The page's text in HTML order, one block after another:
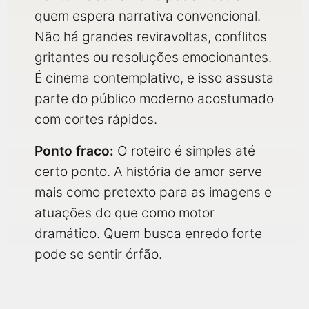
quem espera narrativa convencional.
Não há grandes reviravoltas, conflitos
gritantes ou resoluções emocionantes.
É cinema contemplativo, e isso assusta
parte do público moderno acostumado
com cortes rápidos.
Ponto fraco: O roteiro é simples até
certo ponto. A história de amor serve
mais como pretexto para as imagens e
atuações do que como motor
dramático. Quem busca enredo forte
pode se sentir órfão.